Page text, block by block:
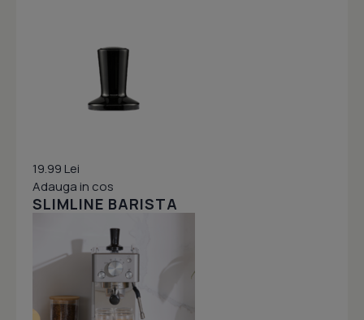
19.99 Lei
Adauga in cos
SLIMLINE BARISTA